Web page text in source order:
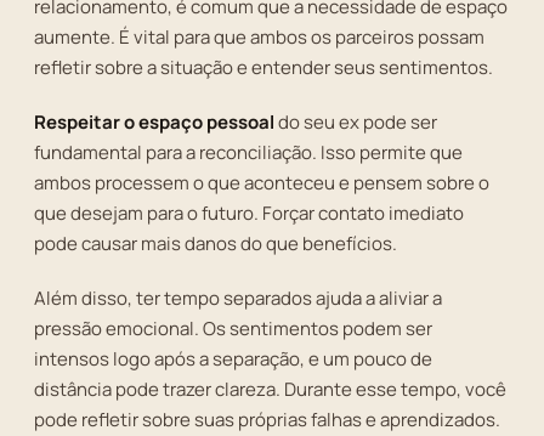
relacionamento, é comum que a necessidade de espaço
aumente. É vital para que ambos os parceiros possam
refletir sobre a situação e entender seus sentimentos.
Respeitar o espaço pessoaldo seu ex pode ser
fundamental para a reconciliação. Isso permite que
ambos processem o que aconteceu e pensem sobre o
que desejam para o futuro. Forçar contato imediato
pode causar mais danos do que benefícios.
Além disso, ter tempo separados ajuda a aliviar a
pressão emocional. Os sentimentos podem ser
intensos logo após a separação, e um pouco de
distância pode trazer clareza. Durante esse tempo, você
pode refletir sobre suas próprias falhas e aprendizados.